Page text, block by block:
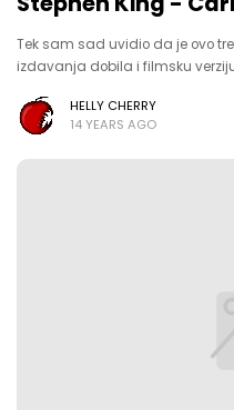
Tek sam sad uvidio da je ovo
izdavanja dobila i filmsku
HELLY CHERRY
14 YEARS AGO